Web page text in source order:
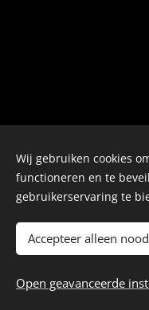
© 2026 Alle
Real
Wij gebruiken cookies
functioneren en te
gebruikerservaring te
Accepteer alleen
Open geavanceerde